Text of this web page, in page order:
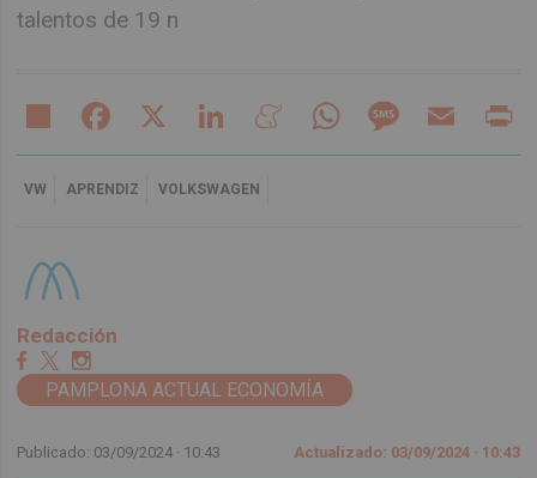
talentos de 19 n
Share Facebook LinkedIn MeneameWhatsAppMessageEmail
VW APRENDIZ VOLKSWAGEN
Redacción
PAMPLONA ACTUAL ECONOMÍA
Publicado: 03/09/2024 · 10:43 Actualizado: 03/09/2024 · 10:43